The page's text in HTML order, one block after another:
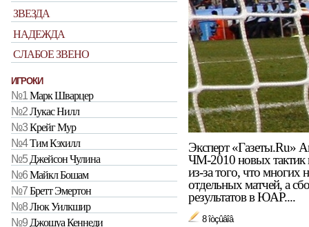
ЗВЕЗДА
НАДЕЖДА
СЛАБОЕ ЗВЕНО
ИГРОКИ
№1Марк Шварцер
№2Лукас Нилл
№3Крейг Мур
№4Тим Кэхилл
№5 Джейсон Чулина
№6Майкл Бошам
№7Бретт Эмертон
№8Люк Уилкшир
№9 Джошуа Кеннеди
Эксперт «Газеты.Ru»
ЧМ-2010 новых тактик
из-за того, что многих
отдельных матчей, а
результатов в ЮАР....
8 îòçûâîâ